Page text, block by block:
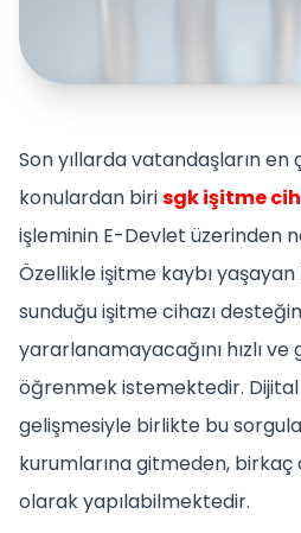
Son yıllarda vatandaşların en
konulardan birisgk işitme
işleminin E-Devlet üzerinden
Özellikle işitme kaybı
sunduğu işitme cihazı
yararlanamayacağını hızlı
öğrenmek istemektedir.
gelişmesiyle birlikte bu
kurumlarına gitmeden, birkaç
olarak yapılabilmektedir.